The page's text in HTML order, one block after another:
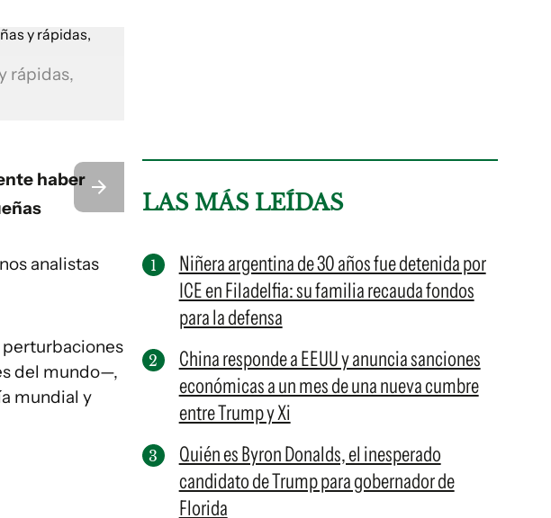
rápidas,
haber
analistas
perturbaciones
del mundo—,
mundial y
LAS MÁS LEÍDAS
Niñera argentina de 30 años fue detenida por
ICE en Filadelfia: su familia recauda fondos
para la defensa
China responde a EEUU y anuncia sanciones
económicas a un mes de una nueva cumbre
entre Trump y Xi
Quién es Byron Donalds, el inesperado
candidato de Trump para gobernador de
Florida